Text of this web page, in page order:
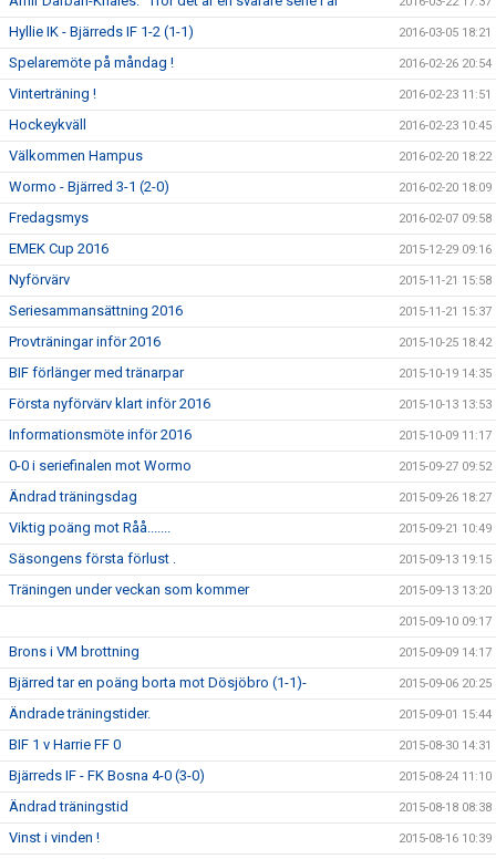
Hyllie IK - Bjärreds IF 1-2 (1-1) 2016-03-05 18:21
Spelaremöte på måndag ! 2016-02-26 20:54
Vinterträning ! 2016-02-23 11:51
Hockeykväll 2016-02-23 10:45
Välkommen Hampus 2016-02-20 18:22
Wormo - Bjärred 3-1 (2-0) 2016-02-20 18:09
Fredagsmys 2016-02-07 09:58
EMEK Cup 2016 2015-12-29 09:16
Nyförvärv 2015-11-21 15:58
Seriesammansättning 2016 2015-11-21 15:37
Provträningar inför 2016 2015-10-25 18:42
BIF förlänger med tränarpar 2015-10-19 14:35
Första nyförvärv klart inför 2016 2015-10-13 13:53
Informationsmöte inför 2016 2015-10-09 11:17
0-0 i seriefinalen mot Wormo 2015-09-27 09:52
Ändrad träningsdag 2015-09-26 18:27
Viktig poäng mot Råå....... 2015-09-21 10:49
Säsongens första förlust . 2015-09-13 19:15
Träningen under veckan som kommer 2015-09-13 13:20
2015-09-10 09:17
Brons i VM brottning 2015-09-09 14:17
Bjärred tar en poäng borta mot Dösjöbro (1-1)- 2015-09-06 20:25
Ändrade träningstider. 2015-09-01 15:44
BIF 1 v Harrie FF 0 2015-08-30 14:31
Bjärreds IF - FK Bosna 4-0 (3-0) 2015-08-24 11:10
Ändrad träningstid 2015-08-18 08:38
Vinst i vinden ! 2015-08-16 10:39